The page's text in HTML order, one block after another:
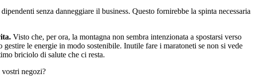
senza danneggiare il business. Questo fornirebbe la spinta necessaria
Visto che, per ora, la montagna non sembra intenzionata a spostarsi verso
le energie in modo sostenibile. Inutile fare i maratoneti se non si vede
briciolo di salute che ci resta.
vostri negozi?